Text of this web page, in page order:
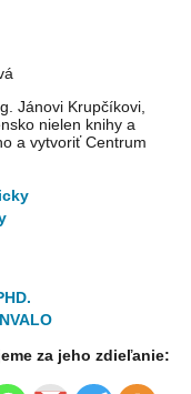
Jánovi Krupčíkovi,
nielen knihy a
a vytvoriť Centrum
za jeho zdieľanie: